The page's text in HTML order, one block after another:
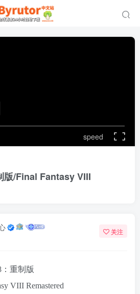
speed
版/Final Fantasy VIII
关注
：重制版
VIII Remastered